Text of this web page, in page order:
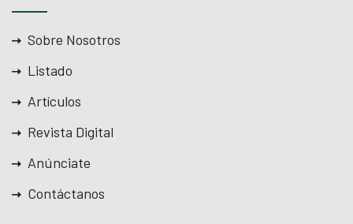
Sobre Nosotros
Listado
Artículos
Revista Digital
Anúnciate
Contáctanos